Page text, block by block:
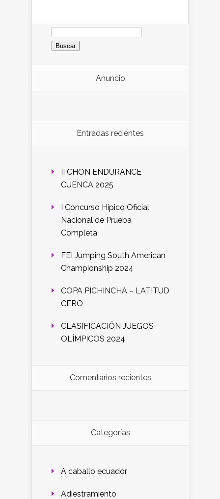
Buscar:
Anuncio
Entradas recientes
II CHON ENDURANCE
CUENCA 2025
I Concurso Hípico Oficial
Nacional de Prueba
Completa
FEI Jumping South American
Championship 2024
COPA PICHINCHA – LATITUD
CERO
CLASIFICACIÓN JUEGOS
OLÍMPICOS 2024
Comentarios recientes
Categorías
A caballo ecuador
Adiestramiento